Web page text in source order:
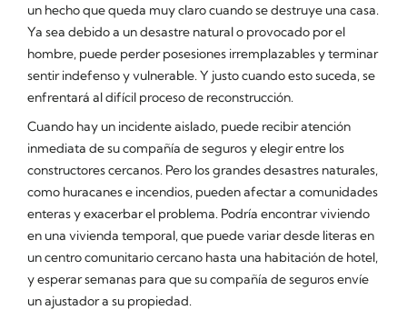
un hecho que queda muy claro cuando se destruye una casa.
Ya sea debido a un desastre natural o provocado por el
hombre, puede perder posesiones irremplazables y terminar
sentir indefenso y vulnerable. Y justo cuando esto suceda, se
enfrentará al difícil proceso de reconstrucción.
Cuando hay un incidente aislado, puede recibir atención
inmediata de su compañía de seguros y elegir entre los
constructores cercanos. Pero los grandes desastres naturales,
como huracanes e incendios, pueden afectar a comunidades
enteras y exacerbar el problema. Podría encontrar viviendo
en una vivienda temporal, que puede variar desde literas en
un centro comunitario cercano hasta una habitación de hotel,
y esperar semanas para que su compañía de seguros envíe
un ajustador a su propiedad.